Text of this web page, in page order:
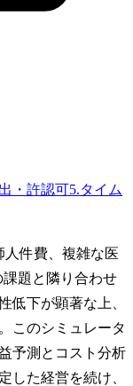
・許認可5.タイム
人件費、複雑な医
題と隣り合わせ
低下が顕著な上、
このシミュレータ
予測とコスト分析
した経営を続け、